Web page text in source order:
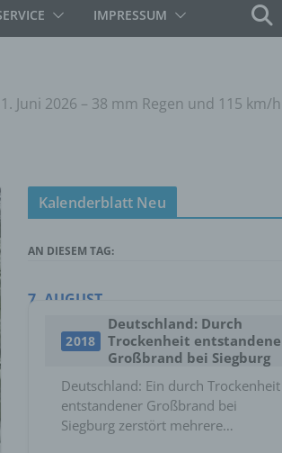
IMPRESSUM
Juni 2026 – 38 mm Regen und 115 km/
Kalenderblatt Neu
AN DIESEM TAG:
7. AUGUST
2018
Deutschland: Durch
Trockenheit
Großbrand bei Siegburg
Deutschland: Ein durch Trockenheit
entstandener Großbrand bei
Siegburg zerstört mehrere…